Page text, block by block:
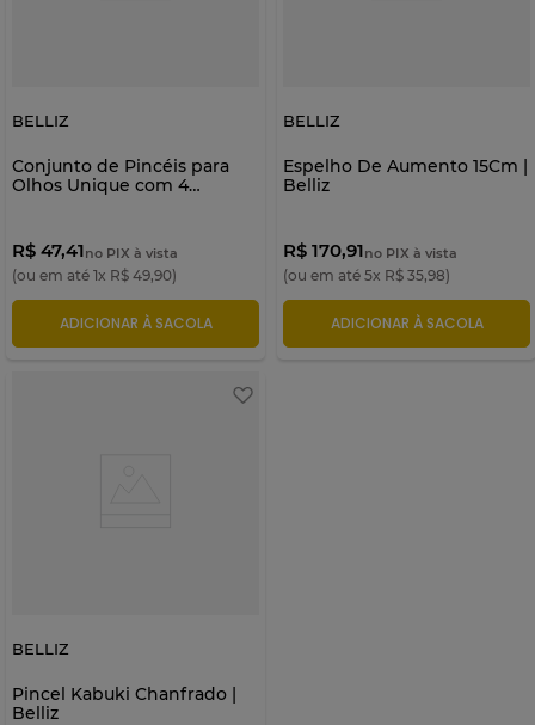
BELLIZ
Conjunto de Pincéis para
Olhos Unique com 4
R$ 47,41no PIX à vista
(ou em até 1x R$ 49,90)
ADICIONAR À SACOLA
BELLIZ
Espelho De Aumento 15Cm |
Belliz
R$ 170,91no PIX à vista
(ou em até 5x R$ 35,98)
ADICIONAR À SACOLA
BELLIZ
Pincel Kabuki Chanfrado |
Belliz